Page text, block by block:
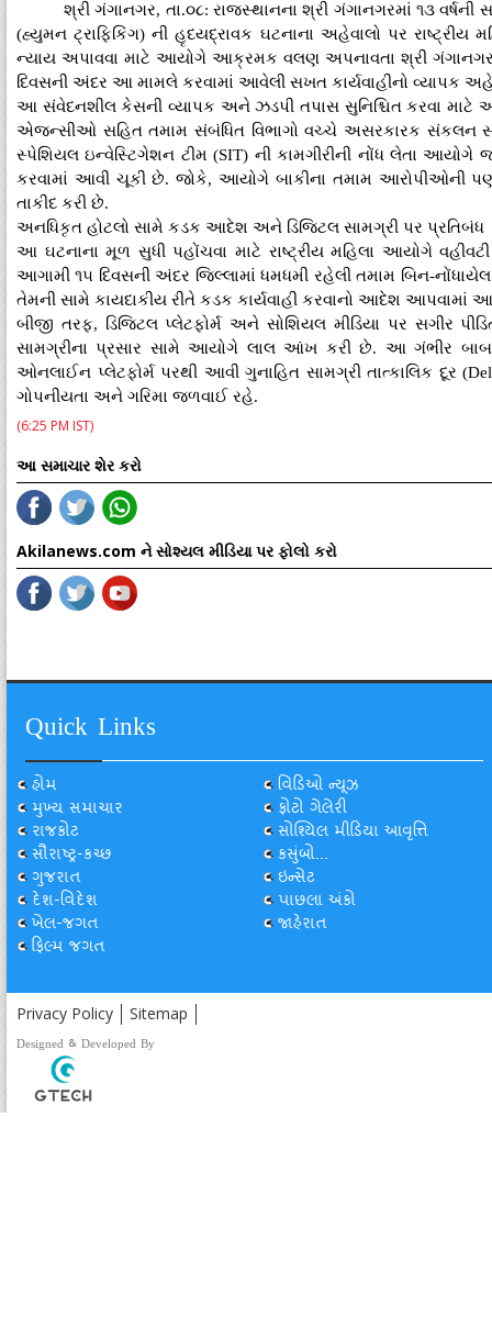
શ્રી ગંગાનગર, તા.૦૮: રાજસ્થાનના શ્રી ગંગાનગરમાં ૧૩
(હ્યુમન ટ્રાફિકિંગ) ની હૃદયદ્રાવક ઘટનાના અહેવાલો પર
ન્યાય અપાવવા માટે આયોગે આક્રમક વલણ અપનાવતા શ્રી
દિવસની અંદર આ મામલે કરવામાં આવેલી સખત કાર્યવાહીનો વ્યાપક
આ સંવેદનશીલ કેસની વ્યાપક અને ઝડપી તપાસ સુનિશ્ચિત કરવા માટે
એજન્સીઓ સહિત તમામ સંબંધિત વિભાગો વચ્ચે અસરકારક સંકલન
સ્પેશિયલ ઇન્વેસ્ટિગેશન ટીમ (SIT) ની કામગીરીની નોંધ લેતા
કરવામાં આવી ચૂકી છે. જોકે, આયોગે બાકીના તમામ આરોપીઓની પણ
તાકીદ કરી છે.
અનધિકૃત હોટલો સામે કડક આદેશ અને ડિજિટલ સામગ્રી પર પ્રતિબંધ
આ ઘટનાના મૂળ સુધી પહોંચવા માટે રાષ્ટ્રીય મહિલા આયોગે
આગામી ૧૫ દિવસની અંદર જિલ્લામાં ધમધમી રહેલી તમામ બિન-
તેમની સામે કાયદાકીય રીતે કડક કાર્યવાહી કરવાનો આદેશ
બીજી તરફ, ડિજિટલ પ્લેટફોર્મ અને સોશિયલ મીડિયા પર સગીર
સામગ્રીના પ્રસાર સામે આયોગે લાલ આંખ કરી છે. આ ગંભીર
ઓનલાઈન પ્લેટફોર્મ પરથી આવી ગુનાહિત સામગ્રી તાત્કાલિક દૂર
ગોપનીયતા અને ગરિમા જળવાઈ રહે.
(6:25 PM IST)
આ સમાચાર શેર કરો
Akilanews.com ને સોશ્યલ મીડિયા પર ફોલો કરો
Quick Links
હોમ
મુખ્ય સમાચાર
રાજકોટ
સૌરાષ્ટ્ર-કચ્છ
ગુજરાત
દેશ-વિદેશ
ખેલ-જગત
ફિલ્મ જગત
વિડિઓ ન્યૂઝ
ફોટો ગેલેરી
સોશ્યિલ મીડિયા આવૃત્તિ
કસુંબો...
ઇન્સેટ
પાછલા અંકો
જાહેરાત
Privacy Policy Sitemap
Designed & Developed By